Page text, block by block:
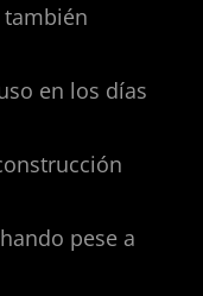
también
en los días
pese a